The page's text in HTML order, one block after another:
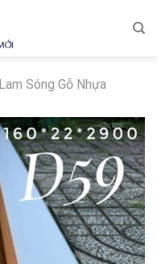
Lam Sóng Gỗ Nhựa